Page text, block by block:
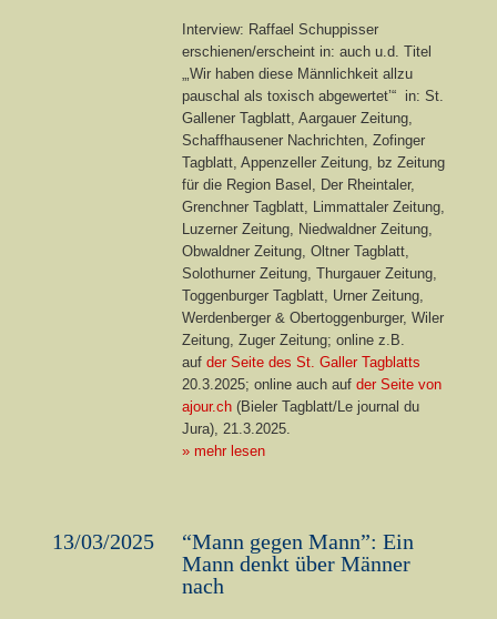
Interview: Raffael Schuppisser
erschienen/erscheint in: auch u.d. Titel
„‚Wir haben diese Männlichkeit allzu
pauschal als toxisch abgewertet’“ in: St.
Gallener Tagblatt, Aargauer Zeitung,
Schaffhausener Nachrichten, Zofinger
Tagblatt, Appenzeller Zeitung, bz Zeitung
für die Region Basel, Der Rheintaler,
Grenchner Tagblatt, Limmattaler Zeitung,
Luzerner Zeitung, Niedwaldner Zeitung,
Obwaldner Zeitung, Oltner Tagblatt,
Solothurner Zeitung, Thurgauer Zeitung,
Toggenburger Tagblatt, Urner Zeitung,
Werdenberger & Obertoggenburger, Wiler
Zeitung, Zuger Zeitung; online z.B.
auf der Seite des St. Galler Tagblatts
20.3.2025; online auch auf der Seite von
ajour.ch(Bieler Tagblatt/Le journal du
Jura), 21.3.2025.
» mehr lesen
13/03/2025
“Mann gegen Mann”: Ein
Mann denkt über Männer
nach